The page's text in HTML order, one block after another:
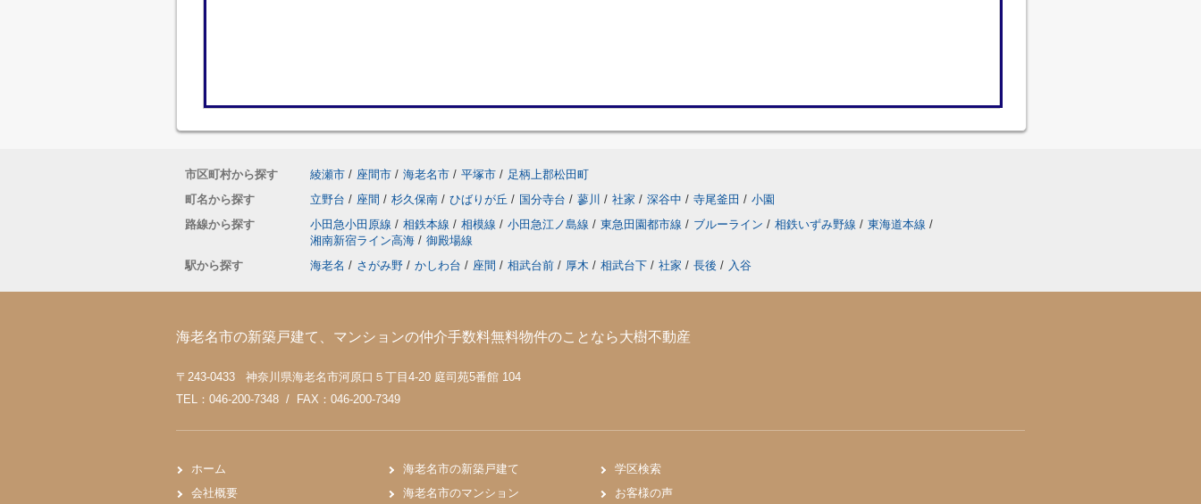
市区町村から探す 綾瀬市 / 座間市 / 海老名市 / 平塚市 / 足柄上郡松田町
町名から探す
立野台 / 座間 / 杉久保南 / ひばりが丘 / 国分寺台 / 蓼川 / 社家 / 深谷中 / 寺尾釜田 / 小園
路線から探す
小田急小田原線 / 相鉄本線 / 相模線 / 小田急江ノ島線 / 東急田園都市線 / ブルーライン / 相鉄いずみ野線 / 東海道本線 /
湘南新宿ライン高海 / 御殿場線
駅から探す
海老名 / さがみ野 / かしわ台 / 座間 / 相武台前 / 厚木 / 相武台下 / 社家 / 長後 / 入谷
海老名市の新築戸建て、マンションの仲介手数料無料物件のことなら大樹不動産
〒243-0433 神奈川県海老名市河原口５丁目4-20 庭司苑5番館 104
TEL：046-200-7348 / FAX：046-200-7349
ホーム
会社概要
海老名市の新築戸建て
海老名市のマンション
学区検索
お客様の声